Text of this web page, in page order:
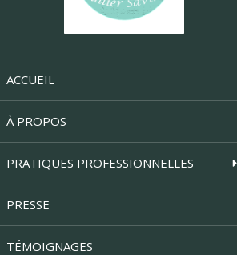
ACCUEIL
À PROPOS
PRATIQUES PROFESSIONNELLES
PRESSE
TÉMOIGNAGES